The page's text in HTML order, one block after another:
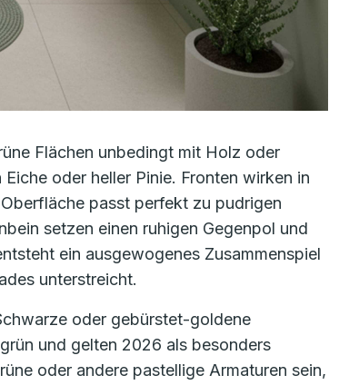
Flächen unbedingt mit Holz oder
oder heller Pinie. Fronten wirken in
passt perfekt zu pudrigen
setzen einen ruhigen Gegenpol und
ein ausgewogenes Zusammenspiel
unterstreicht.
oder gebürstet-goldene
und gelten 2026 als besonders
oder andere pastellige Armaturen sein,